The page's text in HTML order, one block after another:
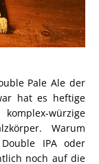
Pale Ale der
hat es heftige
würzige
Warum
IPA oder
noch auf die